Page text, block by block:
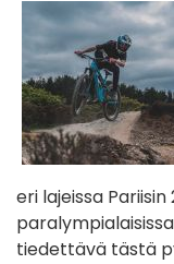
eri lajeissa
tiedettävä tästä